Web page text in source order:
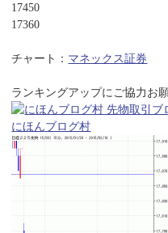
17450
17360
チャート： マネックス証券
ランキングアップにご協力お
にほんブログ村